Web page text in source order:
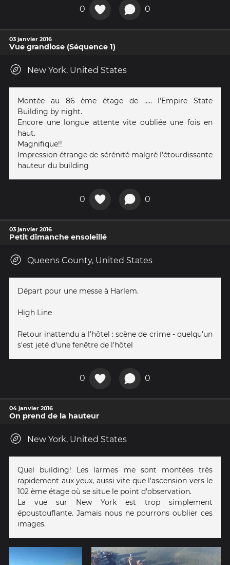
0 0
03 janvier 2016
Vue grandiose (Séquence 1)
New York, United States
Montée au 86 ème étage de ..... l'Empire State
Building by night.
Encore une longue attente vite oubliée une fois en
haut.
Magnifique!!
Impression étrange de sérénité malgré l'étourdissante
hauteur du building
0 0
03 janvier 2016
Petit dimanche ensoleillé
Queens County, United States
Départ pour une messe à Harlem.
High Line
Retour inattendu a l'hôtel : scène de crime - quelqu'un
s'est jeté d'une fenêtre de l'hôtel
0 0
04 janvier 2016
On prend de la hauteur
New York, United States
Quel building! Les larmes me sont montées très
rapidement aux yeux, aussi vite que l'ascension vers le
102 ème étage où se situe le point d'observation.
La vue sur New York est trop simplement
époustouflante. Jamais nous ne pourrons oublier ces
images.